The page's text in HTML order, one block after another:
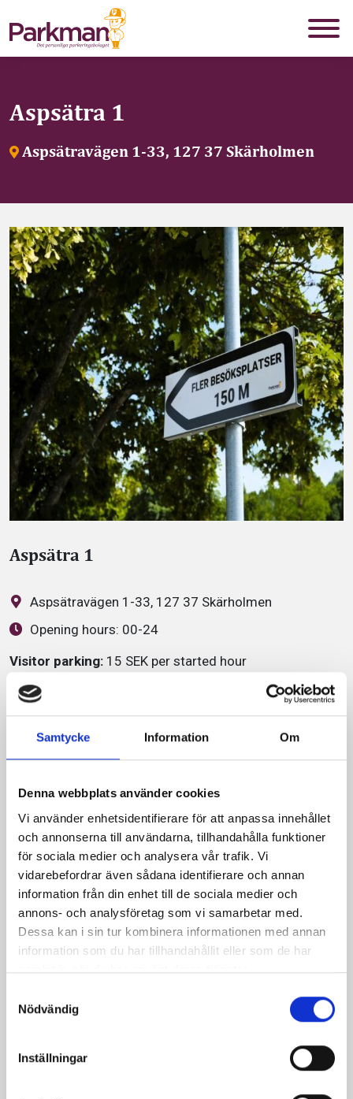
Samtycke Information Om
Denna webbplats använder cookies
Vi använder enhetsidentifierare för att anpassa innehållet
och annonserna till användarna, tillhandahålla funktioner
för sociala medier och analysera vår trafik. Vi
vidarebefordrar även sådana identifierare och annan
information från din enhet till de sociala medier och
annons- och analysföretag som vi samarbetar med.
Dessa kan i sin tur kombinera informationen med annan
information som du har tillhandahållit eller som de har
samlat in när du har använt deras tjänster.
Nödvändig
Inställningar
Aspsätra 1
Aspsätravägen 1-33, 127 37 Skärholmen
Aspsätra 1
Aspsätravägen 1-33, 127 37 Skärholmen
Opening hours: 00-24
Visitor parking: 15 SEK per started hour
Visitor parking:
Maximum charge per day: 70 SEK
Service
Zone code: 5575
Payment system
EasyPark
Payment information:
about the next steps.